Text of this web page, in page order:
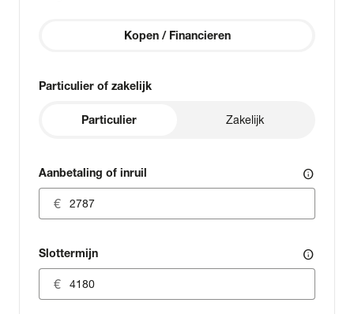
Kopen / Financieren
Particulier of zakelijk
Particulier Zakelijk
Aanbetaling of inruil info
Slottermijn info